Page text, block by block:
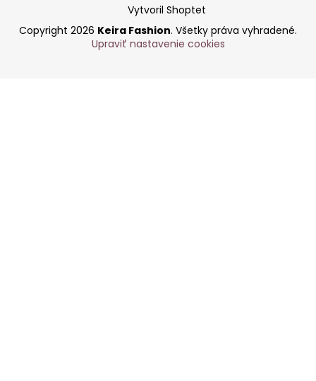
Vytvoril Shoptet
Copyright 2026 Keira Fashion. Všetky práva vyhradené.
Upraviť nastavenie cookies